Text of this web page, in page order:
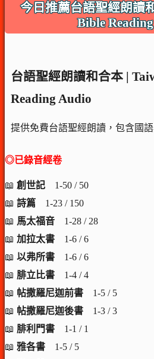
今日推薦台語聖經朗讀
Bible
台語聖經朗讀和合本 |
Reading Audio
提供免費台語聖經朗讀，包含國
◎已錄音經卷
📖 創世記 1-50 / 50
📖 詩篇 1-23 / 150
📖 馬太福音 1-28 / 28
📖 加拉太書 1-6 / 6
📖 以弗所書 1-6 / 6
📖 腓立比書 1-4 / 4
📖 帖撒羅尼迦前書 1-5 / 5
📖 帖撒羅尼迦後書 1-3 / 3
📖 腓利門書 1-1 / 1
📖 雅各書 1-5 / 5